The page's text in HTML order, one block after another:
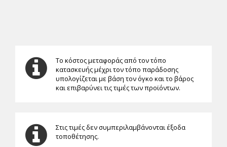
Το κόστος μεταφοράς από τον τόπο
κατασκευής μέχρι τον τόπο παράδοσης
υπολογίζεται με βάση τον όγκο και το βάρος
και επιβαρύνει τις τιμές των προϊόντων.
Στις τιμές δεν συμπεριλαμβάνονται έξοδα
τοποθέτησης.